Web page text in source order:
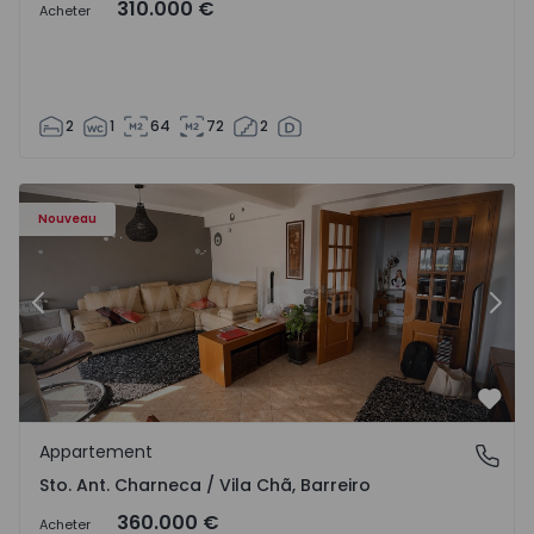
Acheter 310.000 €
2 1 64 72 2
Nouveau
- 1573477 - 14
Appartement T3 Barreiro, Sto. Ant. Charneca / Vila Chã -
Précédent
Sto. Ant. Charneca / Vila Chã, Barreiro
Appartement
Sto. Ant. Charneca / Vila Chã, Barreiro
Acheter 360.000 €